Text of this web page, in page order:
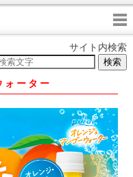
サイト内検索
検索
ーター